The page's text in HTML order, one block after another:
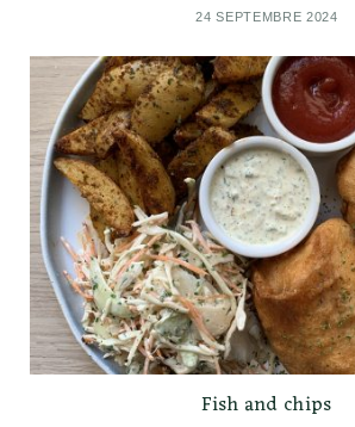
24 SEPTEMBRE 2024
Fish and chips